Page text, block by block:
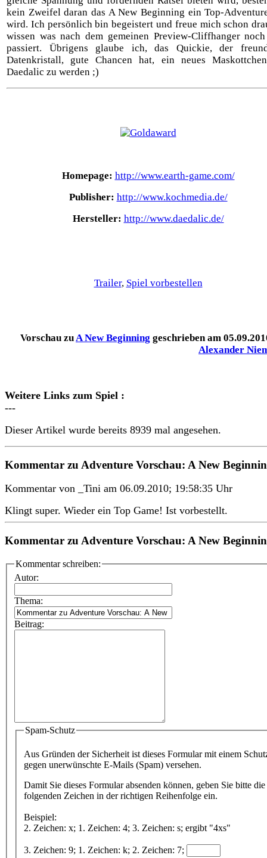
kein Zweifel daran das A New Beginning ein Top-
wird. Ich persönlich bin begeistert und freue mich schon
wissen was nach dem gemeinen Preview-Cliffhanger
passiert. Übrigens glaube ich, das Quickie, der
Datenkristall, gute Chancen hat, ein neues
Daedalic zu werden ;)
Homepage: http://www.earth-game.com/
Publisher: http://www.kochmedia.de/
Hersteller: http://www.daedalic.de/
Trailer, Spiel vorbestellen
Vorschau zuA New Beginning geschrieben am 05
Alexander
Weitere Links zum Spiel :
---
Dieser Artikel wurde bereits 8939 mal angesehen.
Kommentar zu Adventure Vorschau: A New
Kommentar von _Tini am 06.09.2010; 19:58:35 Uhr
Klingt super. Wieder ein Top Game! Ist vorbestellt.
Kommentar zu Adventure Vorschau: A New
Kommentar schreiben:
Autor:
Thema:
Beitrag:
Spam-Schutz
Aus Gründen der Sicherheit ist dieses Formular mit einem
gegen unerwünschte E-Mails (Spam) versehen.
Damit Sie dieses Formular absenden können, geben Sie bitte die
folgenden Zeichen in der richtigen Reihenfolge ein.
Beispiel:
2. Zeichen: x; 1. Zeichen: 4; 3. Zeichen: s; ergibt "4xs"
3. Zeichen: 9; 1. Zeichen: k; 2. Zeichen: 7;